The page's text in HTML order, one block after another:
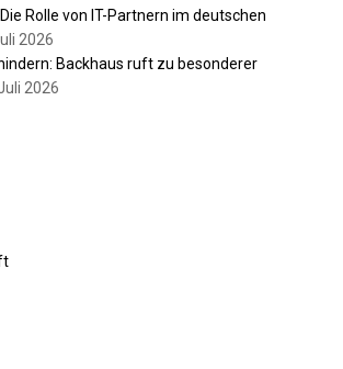
Rolle von IT-Partnern im deutschen
2026
Backhaus ruft zu besonderer
2026